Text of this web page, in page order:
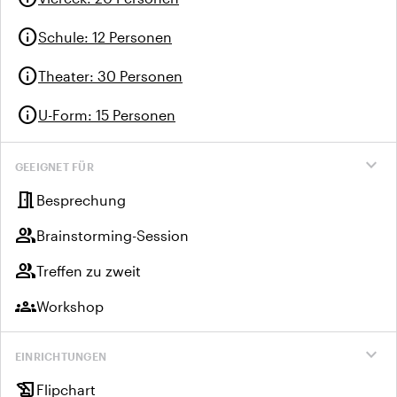
infoSchule: 12 Personen
infoTheater: 30 Personen
infoU-Form: 15 Personen
expand_more
GEEIGNET FÜR
meeting_room Besprechung
groupBrainstorming-Session
groupTreffen zu zweit
groupsWorkshop
expand_more
EINRICHTUNGEN
history_edu Flipchart